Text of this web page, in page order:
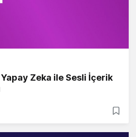
Zeka ile Sesli İçerik